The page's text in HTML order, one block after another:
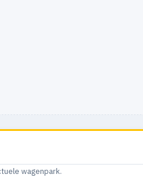
wagenpark.